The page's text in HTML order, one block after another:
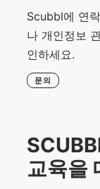
Scubbl에 연
나 개인정보
인하세요.
문의
교육을